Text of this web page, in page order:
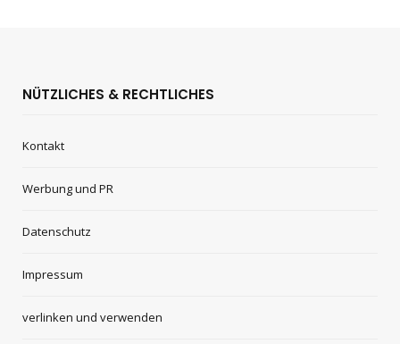
NÜTZLICHES & RECHTLICHES
Kontakt
Werbung und PR
Datenschutz
Impressum
verlinken und verwenden